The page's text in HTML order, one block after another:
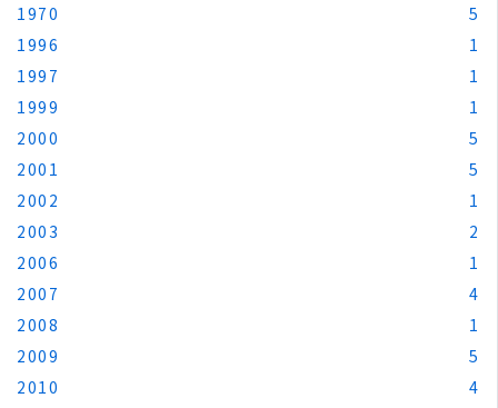
1970
5
1996
1
1997
1
1999
1
2000
5
2001
5
2002
1
2003
2
2006
1
2007
4
2008
1
2009
5
2010
4